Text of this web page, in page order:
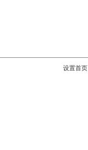
设置首页